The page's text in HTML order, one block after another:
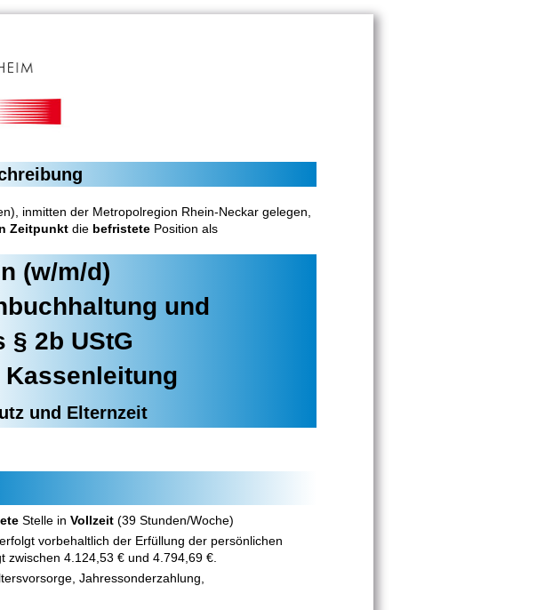
inmitten der Metropolregion Rhein-Neckar gelegen,
Zeitpunkt die befristete Position als
(w/m/d)
und
§ 2b UStG
und Elternzeit
Stelle in Vollzeit (39 Stunden/Woche)
vorbehaltlich der Erfüllung der persönlichen
zwischen 4.124,53 € und 4.794,69 €.
Jahressonderzahlung,